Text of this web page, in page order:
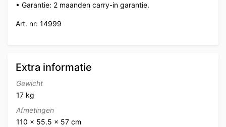
• Garantie: 2 maanden carry-in garantie.
Art. nr: 14999
Extra informatie
Gewicht
17 kg
Afmetingen
110 × 55.5 × 57 cm